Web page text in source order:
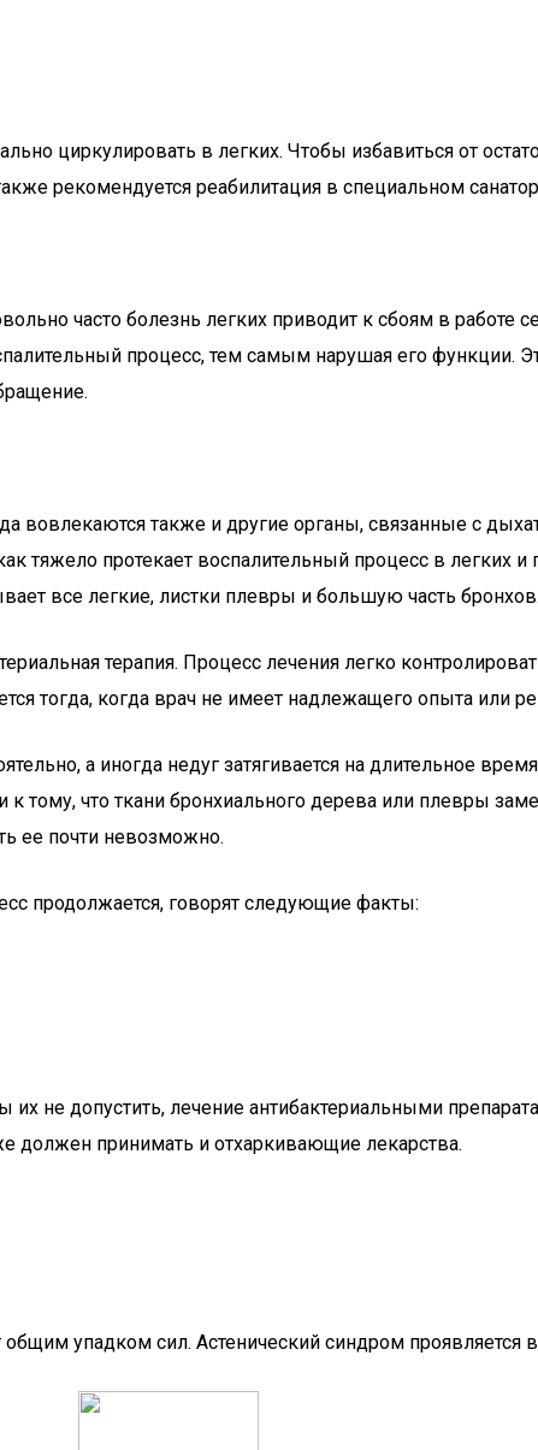
циркулировать в легких. Чтобы избавиться от
рекомендуется реабилитация в специальном
часто болезнь легких приводит к сбоям в работе
процесс, тем самым нарушая его функции.
вовлекаются также и другие органы, связанные с
тяжело протекает воспалительный процесс в легких
все легкие, листки плевры и большую часть бронхов.
терапия. Процесс лечения легко
тогда, когда врач не имеет надлежащего опыта или
а иногда недуг затягивается на длительное
тому, что ткани бронхиального дерева или плевры
ее почти невозможно.
продолжается, говорят следующие факты:
не допустить, лечение антибактериальными
должен принимать и отхаркивающие лекарства.
упадком сил. Астенический синдром проявляется